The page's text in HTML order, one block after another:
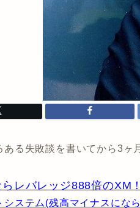
ある失敗談を書いてから3ヶ
レバレッジ888倍のXM！
システム(残高マイナスにな